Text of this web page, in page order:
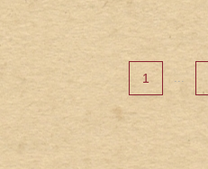
1 ...